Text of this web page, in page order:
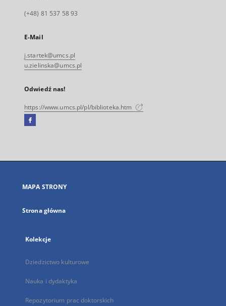
(+48) 81 537 58 93
E-Mail
j.startek@umcs.pl
u.zielinska@umcs.pl
Odwiedź nas!
https://www.umcs.pl/pl/biblioteka.htm
Facebook
się
karcie
MAPA STRONY
Strona główna
Kolekcje
Dziedzictwo kulturowe
Nauka i dydaktyka
Repozytorium prac doktorskich